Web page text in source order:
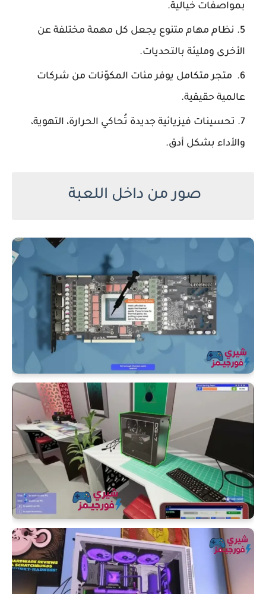
بمواصفات خيالية.
نظام مهام متنوع يجعل كل مهمة مختلفة عن
الأخرى ومليئة بالتحديات.
متجر متكامل يوفر مئات المكوّنات من شركات
عالمية حقيقية.
تحسينات فيزيائية جديدة تُحاكي الحرارة، التهوية،
والأداء بشكل أدق.
صور من داخل اللعبة